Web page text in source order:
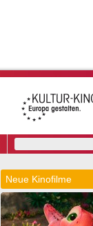
Neue Kinofilme